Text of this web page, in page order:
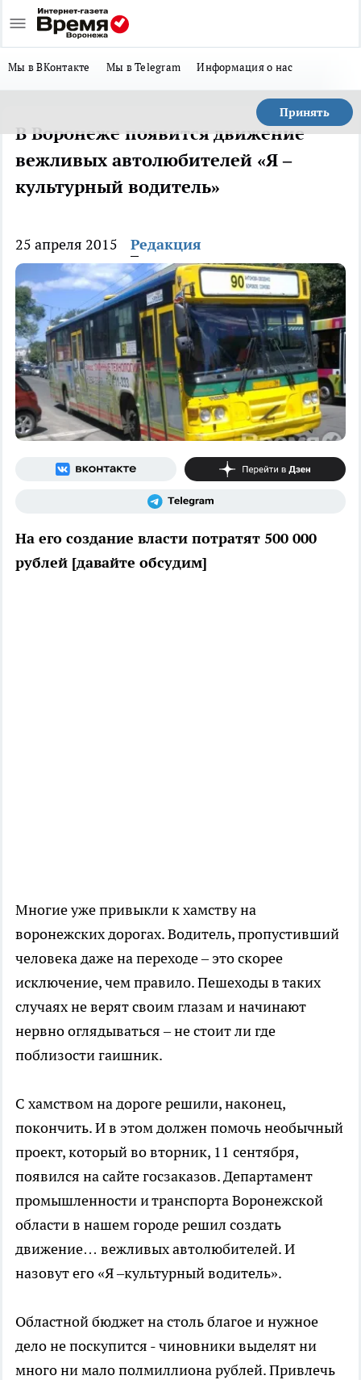
Мы в ВКонтакте Мы в Telegram Информация о нас
Принять
В Воронеже появится движение
вежливых автолюбителей «Я –
культурный водитель»
25 апреля 2015 Редакция
На его создание власти потратят 500 000
рублей [давайте обсудим]
Многие уже привыкли к хамству на
воронежских дорогах. Водитель, пропустивший
человека даже на переходе – это скорее
исключение, чем правило. Пешеходы в таких
случаях не верят своим глазам и начинают
нервно оглядываться – не стоит ли где
поблизости гаишник.
С хамством на дороге решили, наконец,
покончить. И в этом должен помочь необычный
проект, который во вторник, 11 сентября,
появился на сайте госзаказов. Департамент
промышленности и транспорта Воронежской
области в нашем городе решил создать
движение… вежливых автолюбителей. И
назовут его «Я –культурный водитель».
Областной бюджет на столь благое и нужное
дело не поскупится - чиновники выделят ни
много ни мало полмиллиона рублей. Привлечь